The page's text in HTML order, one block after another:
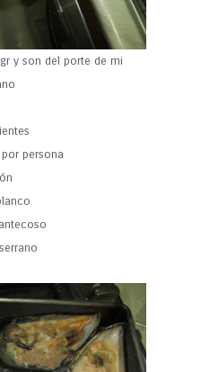
y son del porte de mi
persona